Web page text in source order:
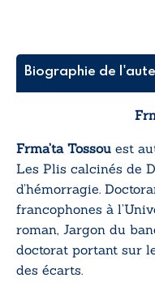
Biographie de
Frma’ta Tossou est
Les Plis calcinés de
d’hémorragie.
francophones à
roman, Jargon du
doctorat portant sur
des écarts.